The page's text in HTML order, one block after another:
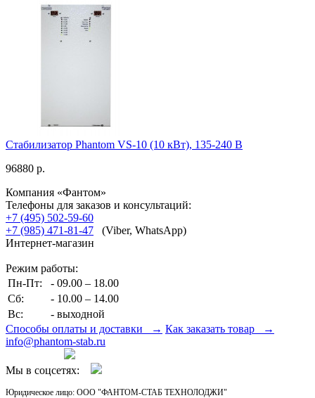
Стабилизатор Phantom VS-10 (10 кВт), 135-240 В
96880 р.
Компания «Фантом»
Телефоны для заказов и консультаций:
+7 (495) 502-59-60
+7 (985) 471-81-47 (Viber, WhatsApp)
Интернет-магазин
Режим работы:
Пн-Пт:
- 09.00 – 18.00
Сб:
- 10.00 – 14.00
Вс:
- выходной
Способы оплаты и доставки → Как заказать товар →
info@phantom-stab.ru
Мы в соцсетях:
Юридическое лицо: ООО "ФАНТОМ-СТАБ ТЕХНОЛОДЖИ"